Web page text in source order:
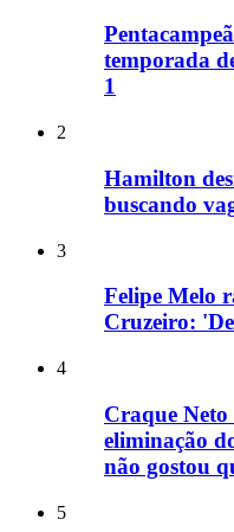
temporada
1
2
Hamilton
buscando
3
Felipe Melo
Cruzeiro:
4
Craque Neto
eliminação
não gostou
5